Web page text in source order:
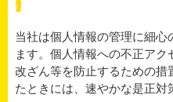
当社は個人情報の管理に細
ます。個人情報への不正アク
改ざん等を防止するための措
たときには、速やかな是正対